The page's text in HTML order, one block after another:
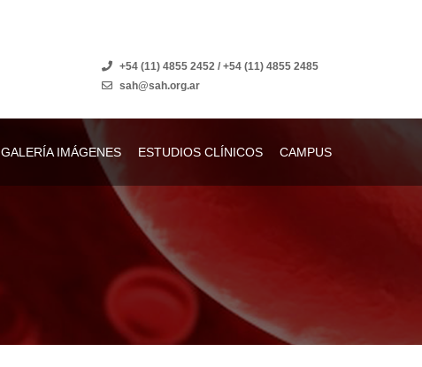
+54 (11) 4855 2452 / +54 (11) 4855 2485
sah@sah.org.ar
GALERÍA IMÁGENES ESTUDIOS CLÍNICOS CAMPUS